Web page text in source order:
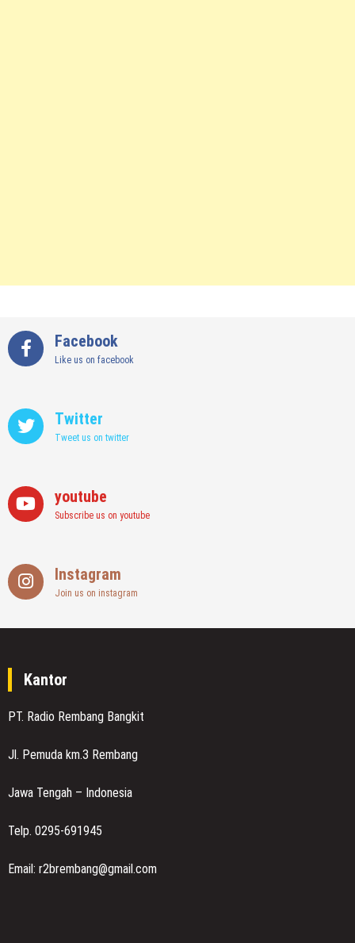
Facebook
Like us on facebook
Twitter
Tweet us on twitter
youtube
Subscribe us on youtube
Instagram
Join us on instagram
Kantor
PT. Radio Rembang Bangkit
Jl. Pemuda km.3 Rembang
Jawa Tengah – Indonesia
Telp. 0295-691945
Email: r2brembang@gmail.com